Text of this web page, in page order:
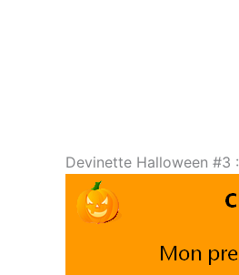
Devinette Halloween #3 :